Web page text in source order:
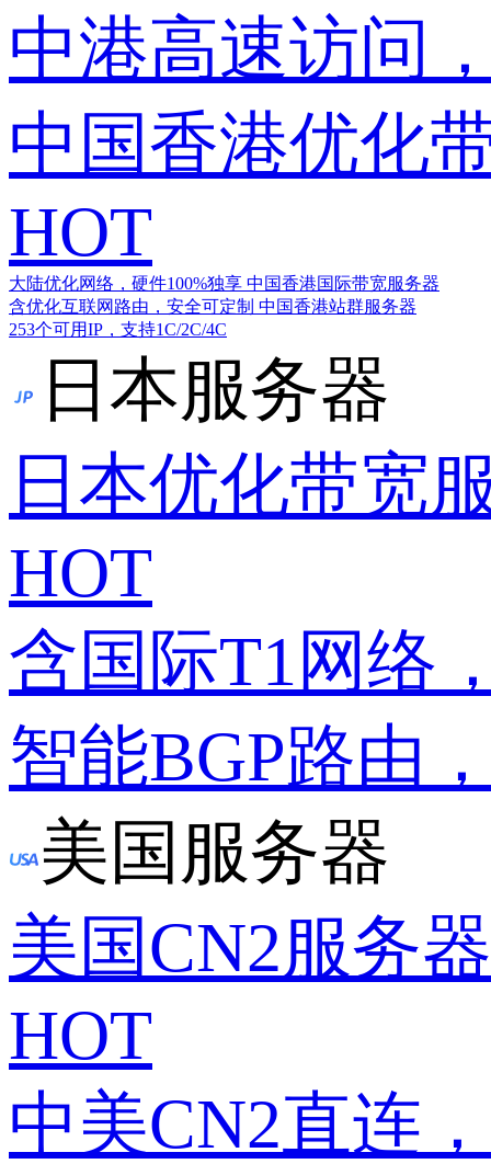
中港高速访问
中国香港优化
HOT
大陆优化网络，硬件100%独享 中国香港国际带宽服务器
含优化互联网路由，安全可定制 中国香港站群服务器
253个可用IP，支持1C/2C/4C
日本服务器
日本优化带宽
HOT
含国际T1网络
智能BGP路由
美国服务器
美国CN2服务器
HOT
中美CN2直连